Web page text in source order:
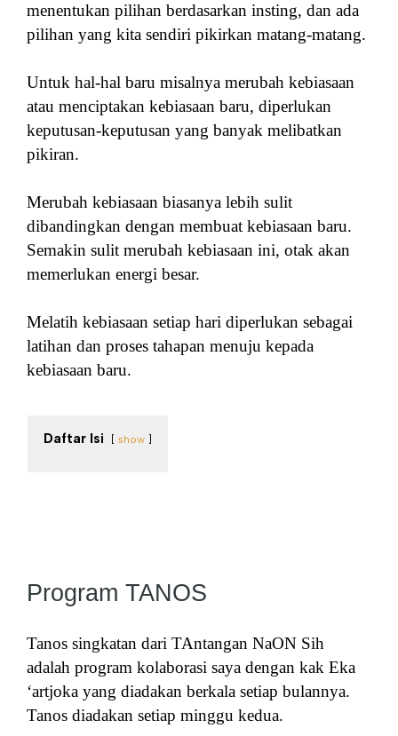
menentukan pilihan berdasarkan insting, dan ada
pilihan yang kita sendiri pikirkan matang-matang.
Untuk hal-hal baru misalnya merubah kebiasaan
atau menciptakan kebiasaan baru, diperlukan
keputusan-keputusan yang banyak melibatkan
pikiran.
Merubah kebiasaan biasanya lebih sulit
dibandingkan dengan membuat kebiasaan baru.
Semakin sulit merubah kebiasaan ini, otak akan
memerlukan energi besar.
Melatih kebiasaan setiap hari diperlukan sebagai
latihan dan proses tahapan menuju kepada
kebiasaan baru.
Daftar Isi show
Program TANOS
Tanos singkatan dari TAntangan NaON Sih
adalah program kolaborasi saya dengan kak Eka
‘artjoka yang diadakan berkala setiap bulannya.
Tanos diadakan setiap minggu kedua.